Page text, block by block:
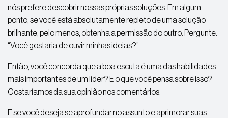
nós prefere descobrir nossas próprias soluções. Em algum
ponto, se você está absolutamente repleto de uma solução
brilhante, pelo menos, obtenha a permissão do outro. Pergunte:
“Você gostaria de ouvir minhas ideias?”
Então, você concorda que a boa escuta é uma das habilidades
mais importantes de um líder? E o que você pensa sobre isso?
Gostaríamos da sua opinião nos comentários.
E se você deseja se aprofundar no assunto e aprimorar suas